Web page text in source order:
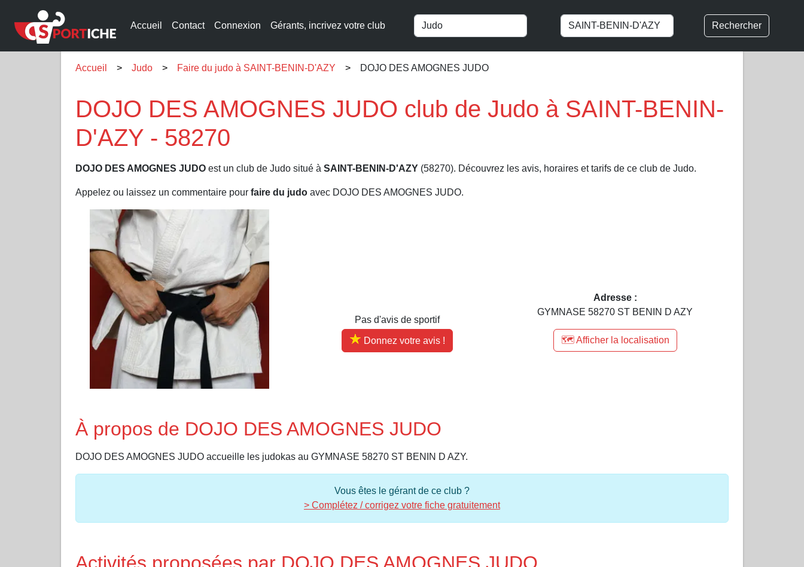
Accueil Contact Connexion Gérants, incrivez votre club Rechercher
Accueil Judo Faire du judo à SAINT-BENIN-D'AZY DOJO DES AMOGNES JUDO
DOJO DES AMOGNES JUDO club de Judo à SAINT-BENIN-
D'AZY - 58270
DOJO DES AMOGNES JUDO est un club de Judo situé à SAINT-BENIN-D'AZY (58270). Découvrez les avis, horaires et tarifs de ce club de Judo.
Appelez ou laissez un commentaire pour faire du judo avec DOJO DES AMOGNES JUDO.
Pas d'avis de sportif
Donnez votre avis !
Adresse :
GYMNASE 58270 ST BENIN D AZY
🗺️ Afficher la localisation
À propos de DOJO DES AMOGNES JUDO
DOJO DES AMOGNES JUDO accueille les judokas au GYMNASE 58270 ST BENIN D AZY.
Vous êtes le gérant de ce club ?
> Complétez / corrigez votre fiche gratuitement